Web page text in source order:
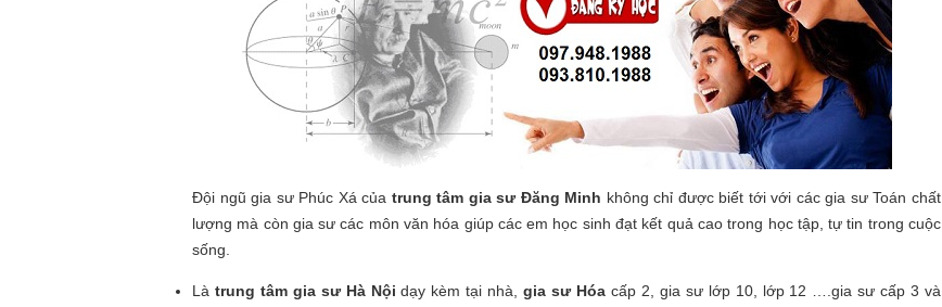
Đội ngũ gia sư Phúc Xá của trung tâm gia sư Đăng Minh không chỉ được biết tới với các gia sư Toán chất
lượng mà còn gia sư các môn văn hóa giúp các em học sinh đạt kết quả cao trong học tập, tự tin trong cuộc
sống.
Là trung tâm gia sư Hà Nội dạy kèm tại nhà,gia sư Hóa cấp 2, gia sư lớp 10, lớp 12 ….gia sư cấp 3 và